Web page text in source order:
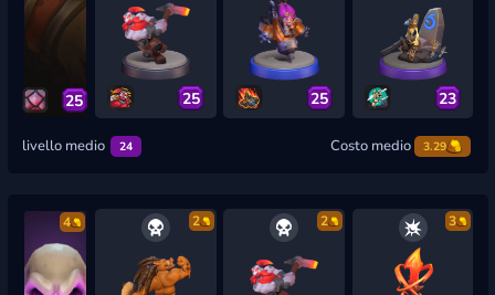
25 25 25 23
livello medio 24 Costo medio 3.29
4 2 2 3